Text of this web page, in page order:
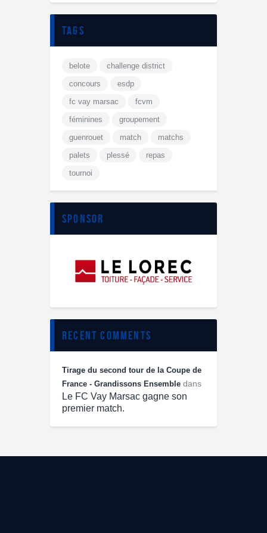
tags
belote
challenge district
concours
esdp
fc vay marsac
fcvm
féminines
groupement
guenrouet
match
matchs
palets
plessé
repas
tournoi
sponsor
recent comments
Tirage du second tour de la Coupe de
France - Grandissons Ensemble dans
Le FC Vay Marsac gagne son
premier match.